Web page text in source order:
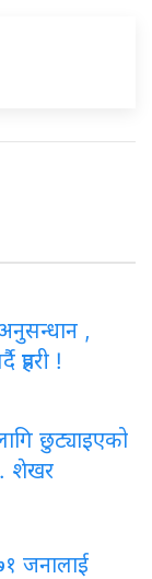
अनुसन्धान ,
!
छुट्याइएको
शेखर
जनालाई